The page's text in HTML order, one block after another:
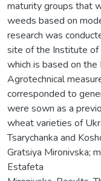
maturity groups that
weeds based on
research was
site of the Institute of
which is based on the
Agrotechnical
corresponded to
were sown as a
wheat varieties of
Tsarychanka and
Gratsiya Mironivska;
Estafeta